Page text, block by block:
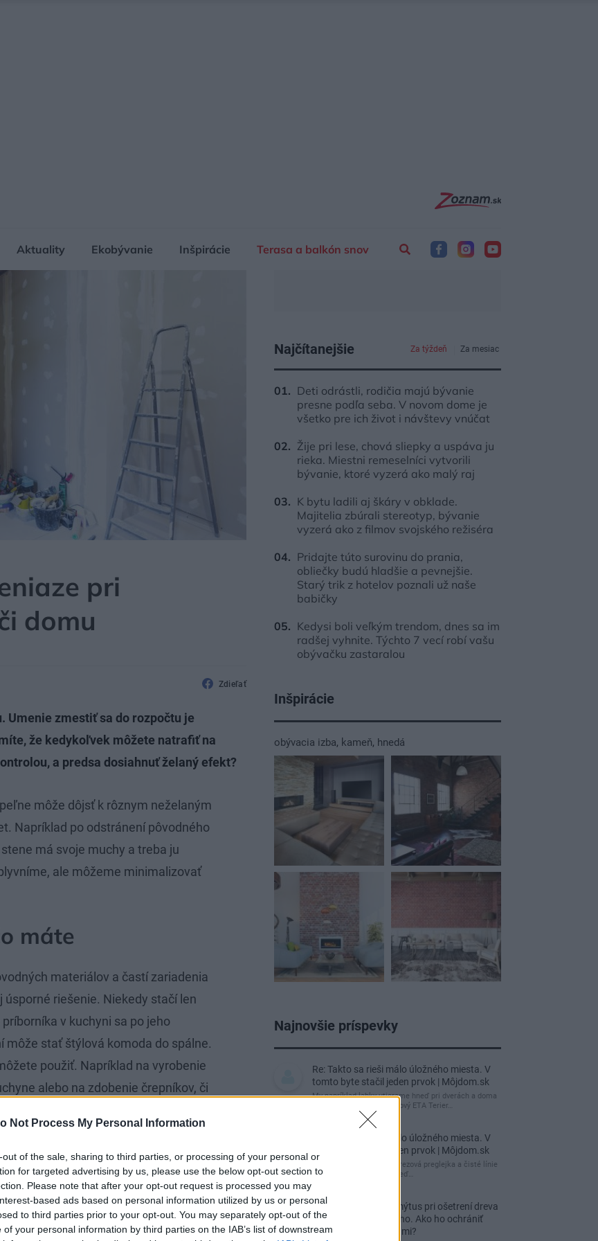
Not Process My Personal Information
out of the sale, sharing to third parties, or processing of your personal or
for targeted advertising by us, please use the below opt-out section to
Please note that after your opt-out request is processed you may
based ads based on personal information utilized by us or personal
to third parties prior to your opt-out. You may separately opt-out of the
your personal information by third parties on the IAB’s list of downstream
Aktuality Ekobývanie Inšpirácie Terasa a balkón snov
pri
domu
Zdieľať
Umenie zmestiť sa do rozpočtu je
že kedykoľvek môžete natrafiť na
a predsa dosiahnuť želaný efekt?
môže dôjsť k rôznym neželaným
Napríklad po odstránení pôvodného
má svoje muchy a treba ju
ale môžeme minimalizovať
máte
materiálov a častí zariadenia
riešenie. Niekedy stačí len
v kuchyni sa po jeho
stať štýlová komoda do spálne.
použiť. Napríklad na vyrobenie
alebo na zdobenie črepníkov, či
dverí sú tiež spôsobom ako
špeciálnu atmosféru. Stačí ich
Najčítanejšie Za týždeň Za mesiac
Deti odrástli, rodičia majú bývanie
presne podľa seba. V novom dome je
všetko pre ich život i návštevy vnúčat
Žije pri lese, chová sliepky a uspáva ju
rieka. Miestni remeselníci vytvorili
bývanie, ktoré vyzerá ako malý raj
K bytu ladili aj škáry v obklade.
Majitelia zbúrali stereotyp, bývanie
vyzerá ako z filmov svojského režiséra
Pridajte túto surovinu do prania,
obliečky budú hladšie a pevnejšie.
Starý trik z hotelov poznali už naše
babičky
Kedysi boli veľkým trendom, dnes sa im
radšej vyhnite. Týchto 7 vecí robí vašu
obývačku zastaralou
Inšpirácie
obývacia izba, kameň, hnedá
Najnovšie príspevky
Re: Takto sa rieši málo úložného miesta. V
tomto byte stačil jeden prvok | Môjdom.sk
My napríklad labky utierame hneď pri dverách a doma
pred dvere používame tyčový ETA Terier…
Re: Takto sa rieši málo úložného miesta. V
tomto byte stačil jeden prvok | Môjdom.sk
Dizajn je to nádherný, tá brezová preglejka a čisté línie
vyzerajú super. Ale vždy, keď…
Re: Toto je najväčší mýtus pri ošetrení dreva
a môže vás vyjsť draho. Ako ho ochrániť
pred hnitím a škodcami?